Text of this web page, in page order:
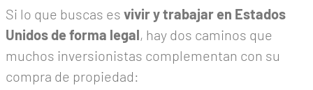
Si lo que buscas es vivir y trabajar en Estados
Unidos de forma legal, hay dos caminos que
muchos inversionistas complementan con su
compra de propiedad: